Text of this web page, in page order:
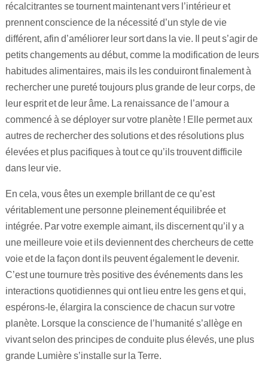
récalcitrantes se tournent maintenant vers l’intérieur et
prennent conscience de la nécessité d’un style de vie
différent, afin d’améliorer leur sort dans la vie. Il peut s’agir de
petits changements au début, comme la modification de leurs
habitudes alimentaires, mais ils les conduiront finalement à
rechercher une pureté toujours plus grande de leur corps, de
leur esprit et de leur âme. La renaissance de l’amour a
commencé à se déployer sur votre planète ! Elle permet aux
autres de rechercher des solutions et des résolutions plus
élevées et plus pacifiques à tout ce qu’ils trouvent difficile
dans leur vie.
En cela, vous êtes un exemple brillant de ce qu’est
véritablement une personne pleinement équilibrée et
intégrée. Par votre exemple aimant, ils discernent qu’il y a
une meilleure voie et ils deviennent des chercheurs de cette
voie et de la façon dont ils peuvent également le devenir.
C’est une tournure très positive des événements dans les
interactions quotidiennes qui ont lieu entre les gens et qui,
espérons-le, élargira la conscience de chacun sur votre
planète. Lorsque la conscience de l’humanité s’allège en
vivant selon des principes de conduite plus élevés, une plus
grande Lumière s’installe sur la Terre.